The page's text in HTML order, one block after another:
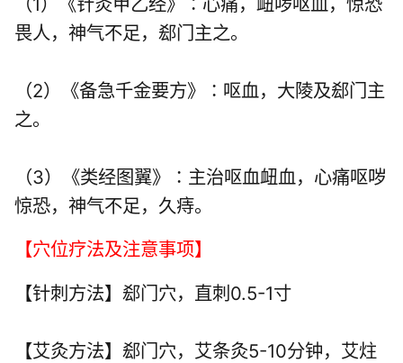
畏人，神气不足，郄门主之。
（2）《备急千金要方》∶呕血，大陵及郄门主
之。
（3）《类经图翼》∶主治呕血衄血，心痛呕哕
惊恐，神气不足，久痔。
【穴位疗法及注意事项】
【针刺方法】郄门穴，直刺0.5-1寸
【艾灸方法】郄门穴，艾条灸5-10分钟，艾炷